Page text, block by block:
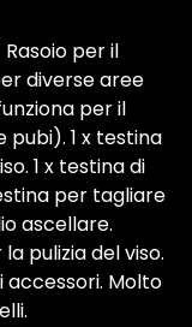
Rasoio per il
diverse aree
per il
1 x testina
1 x testina di
per tagliare
ascellare.
pulizia del viso.
Molto